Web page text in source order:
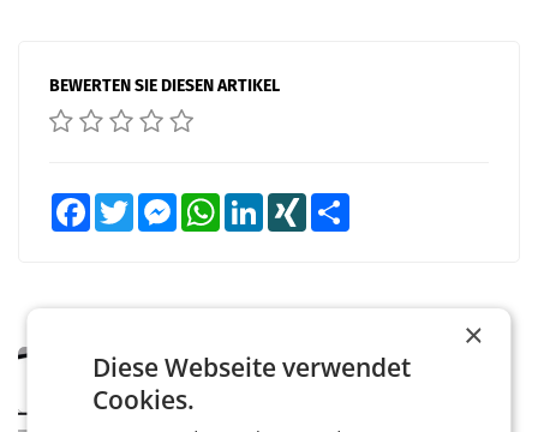
BEWERTEN SIE DIESEN ARTIKEL
FacebookTwitter MessengerWhatsAppLinkedInXING
MARKETING & MEDIA
Pilnacek-U-Ausschuss - Presserat
fordert sensible Berichterstattung
×
Diese Webseite verwendet
Cookies.